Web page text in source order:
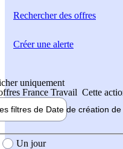
Rechercherdes offres
uniquement
France Travail Cette
filtres de Date de création de
création de l'offre
Un jour
Créer une alerte